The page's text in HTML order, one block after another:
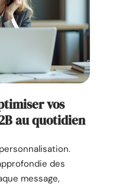
vos
au quotidien
des
message,